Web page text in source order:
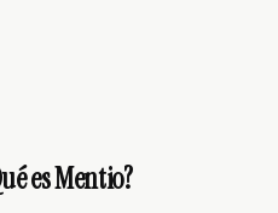
es Mentio?